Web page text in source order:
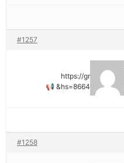
#1257
📢 +
https://graph.org/
#1258